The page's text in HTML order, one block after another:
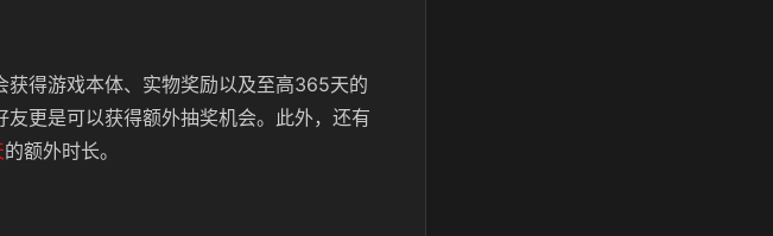
获得游戏本体、实物奖励以及至高365天的
更是可以获得额外抽奖机会。此外，还有
的额外时长。